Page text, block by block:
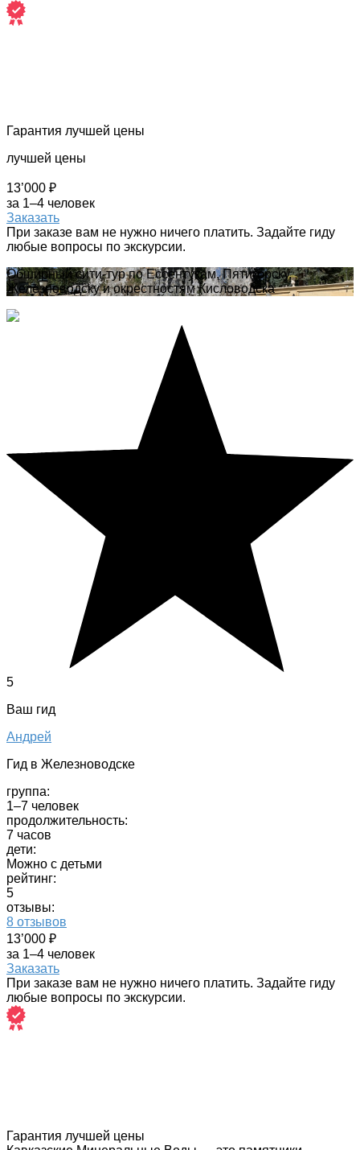
Гарантия лучшей цены
лучшей цены
13’000 ₽
за 1–4 человек
Заказать
При заказе вам не нужно ничего платить. Задайте гиду
любые вопросы по экскурсии.
Обширный сити-тур по Ессентукам, Пятигорску,
Железноводску и окрестностям Кисловодска
5
Ваш гид
Андрей
Гид в Железноводске
группа:
1–7 человек
продолжительность:
7 часов
дети:
Можно с детьми
рейтинг:
5
отзывы:
8 отзывов
13’000 ₽
за 1–4 человек
Заказать
При заказе вам не нужно ничего платить. Задайте гиду
любые вопросы по экскурсии.
Гарантия лучшей цены